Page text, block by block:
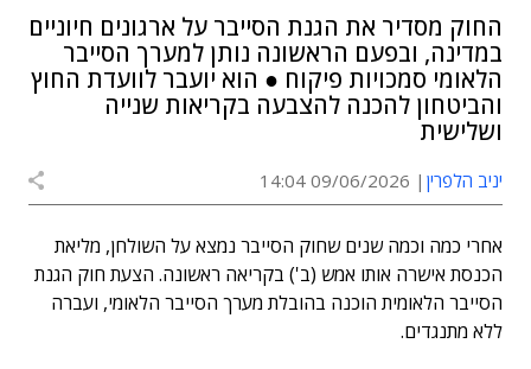
החוק מסדיר את הגנת הסייבר על ארגונים חיוניים
במדינה, ובפעם הראשונה נותן למערך הסייבר
הלאומי סמכויות פיקוח ● הוא יועבר לוועדת החוץ
והביטחון להכנה להצבעה בקריאות שנייה
ושלישית
יניב הלפרין 09/06/2026 14:04
אחרי כמה וכמה שנים שחוק הסייבר נמצא על השולחן, מליאת
הכנסת אישרה אותו אמש (ב') בקריאה ראשונה. הצעת חוק הגנת
הסייבר הלאומית הוכנה בהובלת מערך הסייבר הלאומי, ועברה
ללא מתנגדים.